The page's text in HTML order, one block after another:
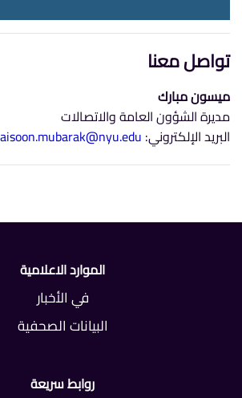
تواصل معنا
ميسون مبارك
مديرة الشؤون العامة والاتصالات
البريد الإلكتروني:maisoon.mubarak@nyu.edu
الموارد الاعلامية
في الأخبار
البيانات الصحفية
روابط سريعة